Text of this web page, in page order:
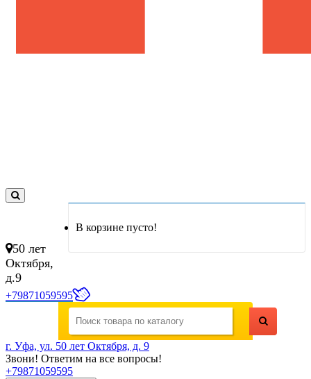
В корзине пусто!
50 лет
Октября,
д.9
+79871059595
г. Уфа, ул. 50 лет Октября, д. 9
Звони! Ответим на все вопросы!
+79871059595